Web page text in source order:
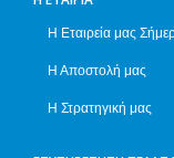
Η Εταιρεία μας
Η Αποστολή μας
Η Στρατηγική μας